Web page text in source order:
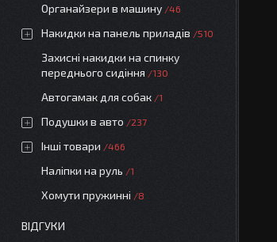
Органайзери в машину 46
Накидки на панель приладів 510
Захисні накидки на спинку
переднього сидіння
130
Автогамак для собак 1
Подушки в авто 237
Інші товари 466
Наліпки на руль 1
Хомути пружинні 8
ВІДГУКИ